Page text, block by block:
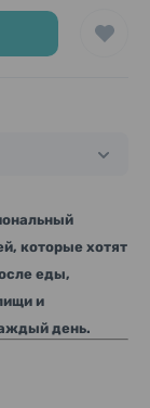
которые хотят
еды,
и
день.